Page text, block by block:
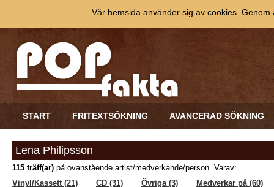
START FRITEXTSÖKNING AVANCERAD SÖKNING
Lena Philipsson
115 träff(ar) på ovanstående artist/medverkande/person. Varav:
Vinyl/Kassett (21)
CD (31) Övriga (3) Medverkar på (60)
Vår hemsida använder sig av cookies.